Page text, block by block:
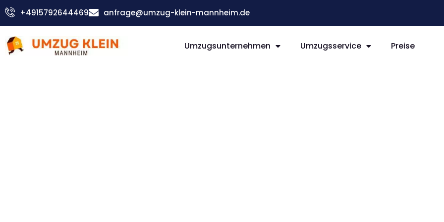
Zum
Inhalt
+4915792644469 anfrage@umzug-klein-mannheim.de
Umzugsunternehmen Umzugsservice Preise